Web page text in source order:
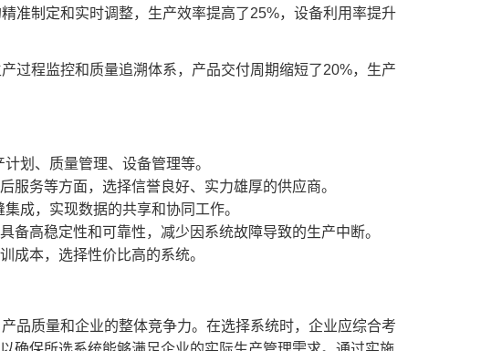
准制定和实时调整，生产效率提高了25%，设备利用率提升
过程监控和质量追溯体系，产品交付周期缩短了20%，生产
划、质量管理、设备管理等。
服务等方面，选择信誉良好、实力雄厚的供应商。
成，实现数据的共享和协同工作。
高稳定性和可靠性，减少因系统故障导致的生产中断。
成本，选择性价比高的系统。
品质量和企业的整体竞争力。在选择系统时，企业应综合考